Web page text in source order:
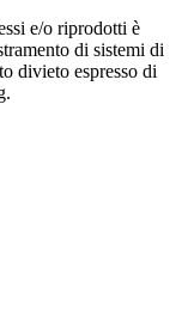
e/o riprodotti è
di sistemi di
divieto espresso di